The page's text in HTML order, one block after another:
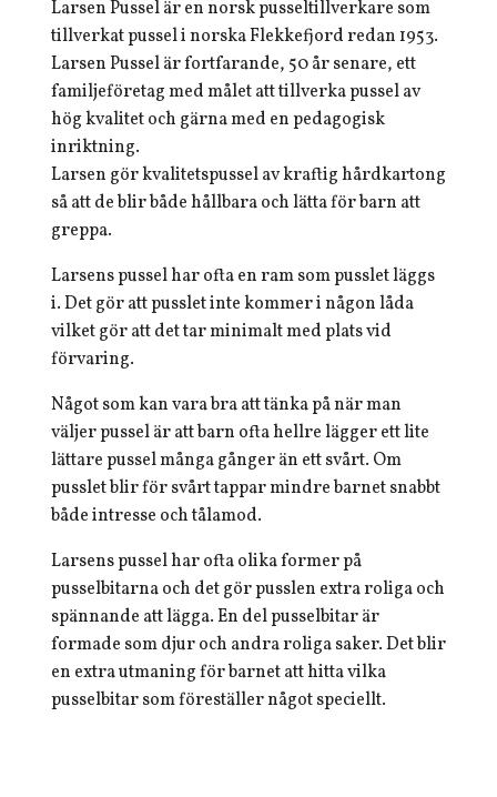
Larsen Pussel är en norsk pusseltillverkare som
tillverkat pussel i norska Flekkefjord redan 1953.
Larsen Pussel är fortfarande, 50 år senare, ett
familjeföretag med målet att tillverka pussel av
hög kvalitet och gärna med en pedagogisk
inriktning.
Larsen gör kvalitetspussel av kraftig hårdkartong
så att de blir både hållbara och lätta för barn att
greppa.
Larsens pussel har ofta en ram som pusslet läggs
i. Det gör att pusslet inte kommer i någon låda
vilket gör att det tar minimalt med plats vid
förvaring.
Något som kan vara bra att tänka på när man
väljer pussel är att barn ofta hellre lägger ett lite
lättare pussel många gånger än ett svårt. Om
pusslet blir för svårt tappar mindre barnet snabbt
både intresse och tålamod.
Larsens pussel har ofta olika former på
pusselbitarna och det gör pusslen extra roliga och
spännande att lägga. En del pusselbitar är
formade som djur och andra roliga saker. Det blir
en extra utmaning för barnet att hitta vilka
pusselbitar som föreställer något speciellt.